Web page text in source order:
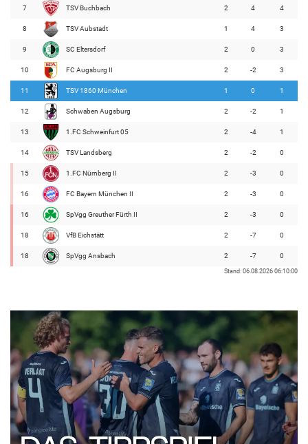
7 TSV Buchbach 2 4 4
8 TSV Aubstadt 1 4 3
9 SC Eltersdorf 2 0 3
10 FC Augsburg II 2 -2 3
11 TSV 1860 München 1 0 1
12 Schwaben Augsburg 2 -2 1
13 1.FC Schweinfurt 05 2 -4 1
14 TSV Landsberg 2 -2 0
15 1.FC Nürnberg II 2 -3 0
16 FC Bayern München II 2 -3 0
16 SpVgg Greuther Fürth II 2 -3 0
18 VfB Eichstätt 2 -7 0
18 SpVgg Ansbach 2 -7 0
Stand: 06.08.2026 06:10:00